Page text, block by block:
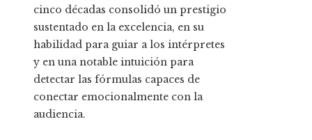
cinco décadas consolidó un prestigio
sustentado en la excelencia, en su
habilidad para guiar a los intérpretes
y en una notable intuición para
detectar las fórmulas capaces de
conectar emocionalmente con la
audiencia.